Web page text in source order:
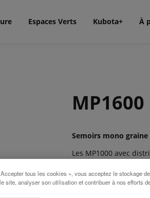
Espaces Verts Kubota+ À
MP1600
Semoirs mono
Les MP1000 avec
drive II), sont tous
chicorée,… Avec le
d’avancement de la
tous les cookies », vous acceptez le stockage
site, analyser son utilisation et contribuer à nos efforts